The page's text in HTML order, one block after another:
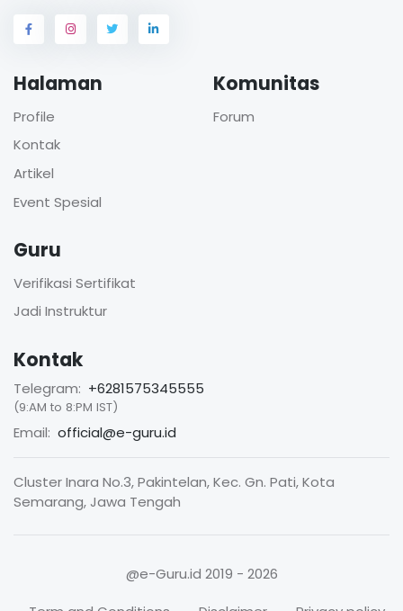
Halaman
Profile
Kontak
Artikel
Event Spesial
Komunitas
Forum
Guru
Verifikasi Sertifikat
Jadi Instruktur
Kontak
Telegram: +6281575345555
(9:AM to 8:PM IST)
Email: official@e-guru.id
Cluster Inara No.3, Pakintelan, Kec. Gn. Pati, Kota
Semarang, Jawa Tengah
@e-Guru.id 2019 - 2026